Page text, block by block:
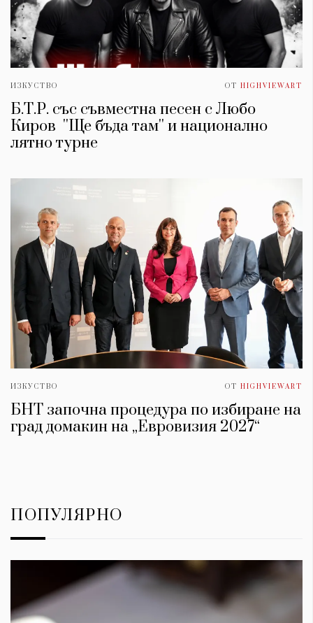
ИЗКУСТВО ОТ HIGHVIEWART
Б.Т.Р. със съвместна песен с Любо
Киров ''Ще бъда там'' и национално
лятно турне
ИЗКУСТВО ОТ HIGHVIEWART
БНТ започна процедура по избиране на
град домакин на „Евровизия 2027“
ПОПУЛЯРНО